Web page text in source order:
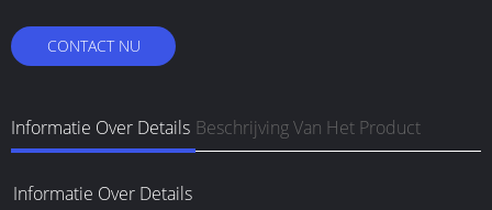
CONTACT NU
Informatie Over Details Beschrijving Van Het Product
Informatie Over Details